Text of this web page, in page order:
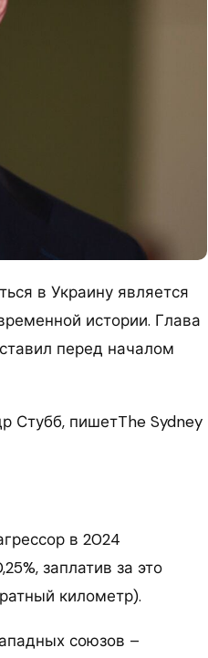
в Украину является
истории. Глава
перед началом
Стубб, пишетThe Sydney
в 2024
заплатив за это
километр).
союзов –